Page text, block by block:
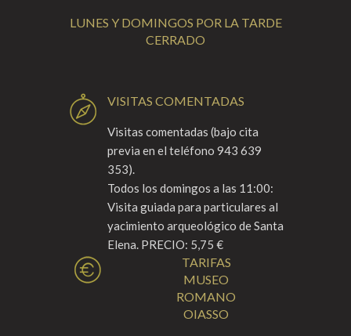
LUNES Y DOMINGOS POR LA TARDE
CERRADO
VISITAS COMENTADAS
Visitas comentadas (bajo cita
previa en el teléfono 943 639
353).
Todos los domingos a las 11:00:
Visita guiada para particulares al
yacimiento arqueológico de Santa
Elena. PRECIO: 5,75 €
TARIFAS
MUSEO
ROMANO
OIASSO